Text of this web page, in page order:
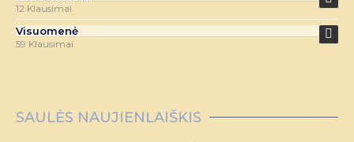
12 Klausimai
Visuomenė
59 Klausimai
SAULĖS NAUJIENLAIŠKIS